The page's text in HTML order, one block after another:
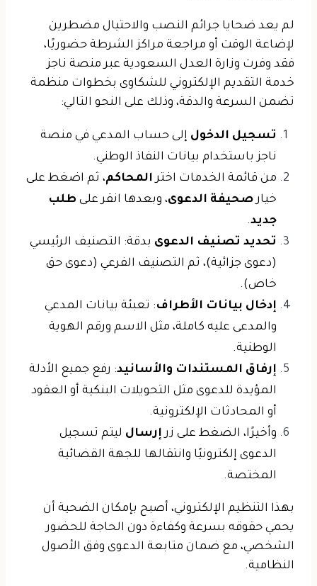
لم يعد ضحايا جرائم النصب والاحتيال مضطرين
لإضاعة الوقت أو مراجعة مراكز الشرطة حضوريًا،
فقد وفرت وزارة العدل السعودية عبر منصة ناجز
خدمة التقديم الإلكتروني للشكاوى بخطوات منظمة
تضمن السرعة والدقة، وذلك على النحو التالي:
تسجيل الدخول إلى حساب المدعي في منصة
ناجز باستخدام بيانات النفاذ الوطني.
من قائمة الخدمات اخترالمحاكم، ثم اضغط على
خيارصحيفة الدعوى، وبعدها انقر على طلب
جديد.
تحديد تصنيف الدعوى بدقة: التصنيف الرئيسي
(دعوى جزائية)، ثم التصنيف الفرعي (دعوى حق
خاص).
إدخال بيانات الأطراف: تعبئة بيانات المدعي
والمدعى عليه كاملة، مثل الاسم ورقم الهوية
الوطنية.
إرفاق المستندات والأسانيد: رفع جميع الأدلة
المؤيدة للدعوى مثل التحويلات البنكية أو العقود
أو المحادثات الإلكترونية.
وأخيرًا، الضغط على زرإرسال ليتم تسجيل
الدعوى إلكترونيًا وانتقالها للجهة القضائية
المختصة.
بهذا التنظيم الإلكتروني، أصبح بإمكان الضحية أن
يحمي حقوقه بسرعة وكفاءة دون الحاجة للحضور
الشخصي، مع ضمان متابعة الدعوى وفق الأصول
النظامية.